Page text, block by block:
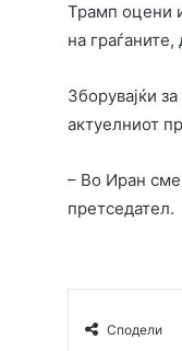
Трамп оцени
на граѓаните,
Зборувајќи
актуелниот
– Во Иран
претседател.
Сподели